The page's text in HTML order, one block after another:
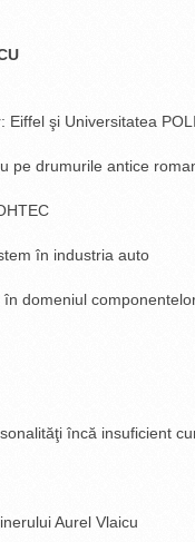
şi Universitatea
pe drumurile antice
în industria auto
domeniul
încă insuficient
Aurel Vlaicu